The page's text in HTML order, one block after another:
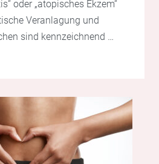
oder „atopisches Ekzem“
Veranlagung und
sind kennzeichnend …